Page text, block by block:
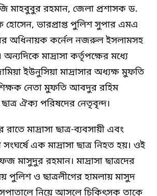
মাহবুবুর রহমান, জেলা প্রশাসক ড.
হোসেন, ভারপ্রাপ্ত পুলিশ সুপার এমএ
অধিনায়ক কর্নেল নজরুল ইসলামসহ
মাদ্রাসা কর্তৃপক্ষের মধ্যে
ইউনুসিয়া মাদ্রাসার অধ্যক্ষ মুফতি
নেতা মুফতি আবদুর রহিম
ঐক্য পরিষদের নেতৃবৃন্দ।
মাদ্রাসা ছাত্র-ব্যবসায়ী এবং
সংঘর্ষে এক মাদ্রাসা ছাত্র নিহত হয়। ওই
মাসুদুর রহমান। মাদ্রাসা ছাত্রদের
পুলিশ ও ছাত্রলীগের হামলায় মাসুদ
নিয়ে আসলে চিকিৎসক তাকে